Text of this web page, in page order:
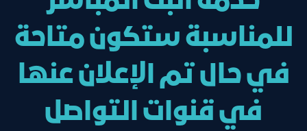
للمناسبة ستكون متاحة
في حال تم الإعلان عنها
في قنوات التواصل